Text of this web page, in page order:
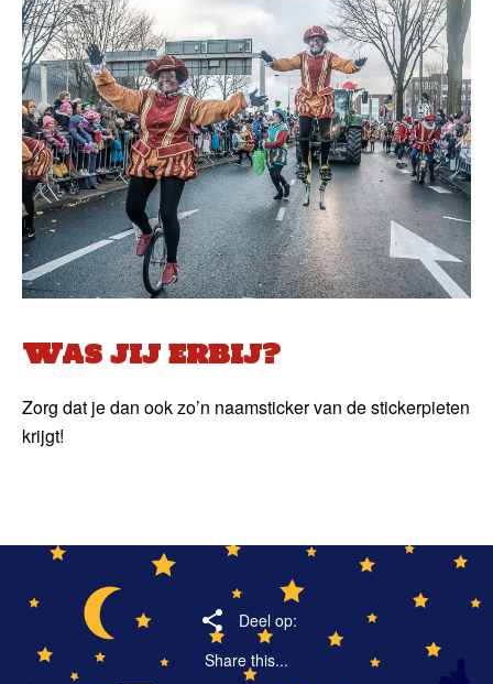
Was jij erbij?
Zorg dat je dan ook zo’n naamsticker van de stickerpieten
krijgt!
Deel op:
Share this...